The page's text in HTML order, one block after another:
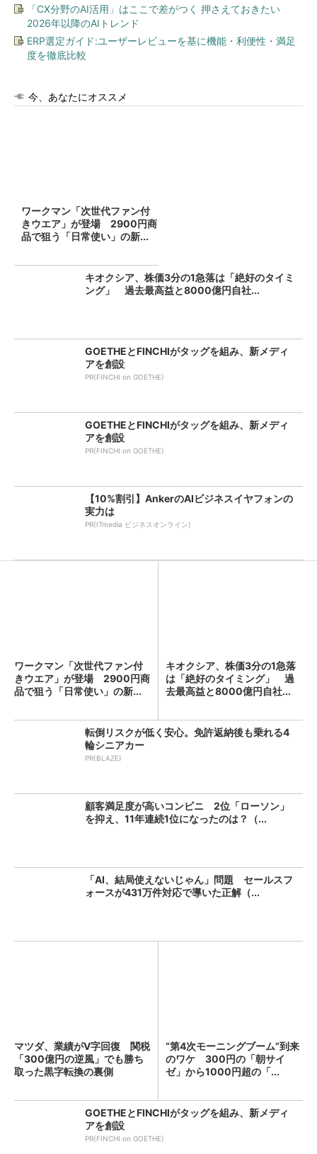
「CX分野のAI活用」はここで差がつく 押さえておきたい
2026年以降のAIトレンド
ERP選定ガイド:ユーザーレビューを基に機能・利便性・満足
度を徹底比較
今、あなたにオススメ
ワークマン「次世代ファン付
きウエア」が登場 2900円商
品で狙う「日常使い」の新...
キオクシア、株価3分の1急落は「絶好のタイミ
ング」 過去最高益と8000億円自社...
GOETHEとFINCHIがタッグを組み、新メディ
アを創設
PR(FINCHI on GOETHE)
GOETHEとFINCHIがタッグを組み、新メディ
アを創設
PR(FINCHI on GOETHE)
【10%割引】AnkerのAIビジネスイヤフォンの
実力は
PR(ITmedia ビジネスオンライン)
ワークマン「次世代ファン付
きウエア」が登場 2900円商
品で狙う「日常使い」の新...
キオクシア、株価3分の1急落
は「絶好のタイミング」 過
去最高益と8000億円自社...
転倒リスクが低く安心。免許返納後も乗れる4
輪シニアカー
PR(BLAZE)
顧客満足度が高いコンビニ 2位「ローソン」
を抑え、11年連続1位になったのは？（...
「AI、結局使えないじゃん」問題 セールスフ
ォースが431万件対応で導いた正解（...
マツダ、業績がV字回復 関税
「300億円の逆風」でも勝ち
取った黒字転換の裏側
“第4次モーニングブーム”到来
のワケ 300円の「朝サイ
ゼ」から1000円超の「...
GOETHEとFINCHIがタッグを組み、新メディ
アを創設
PR(FINCHI on GOETHE)